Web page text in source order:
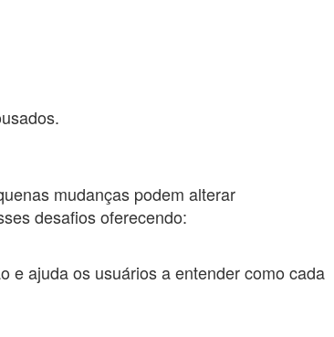
mudanças podem alterar
desafios oferecendo:
e ajuda os usuários a entender como cada